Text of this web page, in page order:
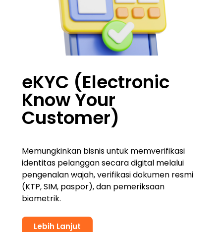
eKYC (Electronic
Know Your
Customer)
Memungkinkan bisnis untuk memverifikasi
identitas pelanggan secara digital melalui
pengenalan wajah, verifikasi dokumen resmi
(KTP, SIM, paspor), dan pemeriksaan
biometrik.
Lebih Lanjut